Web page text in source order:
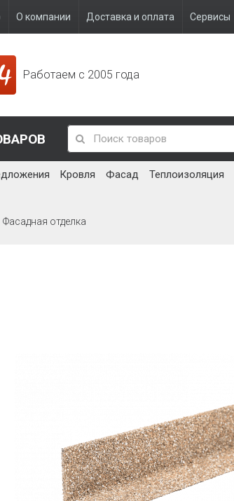
О компании Доставка и оплата Сервисы
Работаем с 2005 года
Кровля Фасад Теплоизоляция
Фасадная отделка